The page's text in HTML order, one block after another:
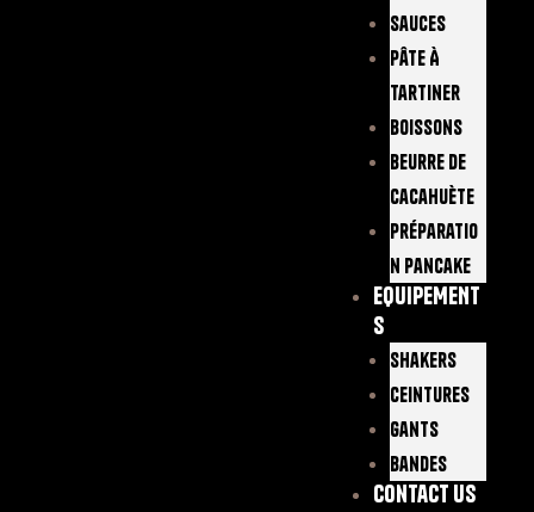
Sauces
Pâte À
Tartiner
Boissons
Beurre De
Cacahuète
Préparatio
N Pancake
EQUIPEMENT
S
Shakers
Ceintures
Gants
Bandes
Contact Us